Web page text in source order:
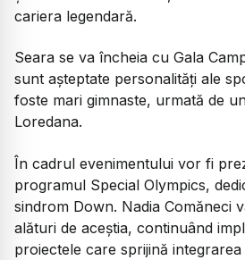
cariera legendară.
Seara se va încheia cu Gala
sunt așteptate personalități ale
foste mari gimnaste, urmată de
Loredana.
În cadrul evenimentului vor fi
programul Special Olympics,
sindrom Down. Nadia Comăneci
alături de aceștia, continuând
proiectele care sprijină